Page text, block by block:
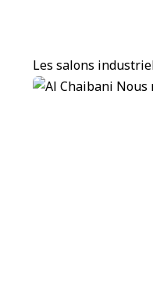
Les salons